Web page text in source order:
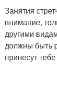
Занятия
внимание,
другими
должны быть
принесут